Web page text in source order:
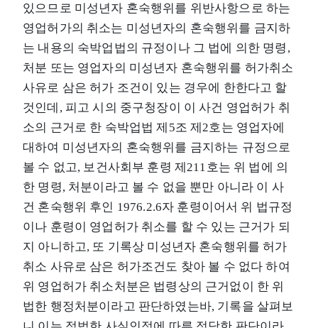
있으므로 미성년자 혼숙행위를 위반사항으로 하는
영업허가의 취소는 미성년자의 혼숙행위를 금지하
는 내용의 숙박업법의 규정이나 그 법에 의한 명령,
처분 또는 영업자의 미성년자 혼숙행위를 허가취소
사유로 삼은 허가 조건이 있는 경우에 한한다고 할
것인데, 피고 시의 중구청장이 이 사건 영업허가 취
소의 근거로 한 숙박업법 제5조 제2호는 영업자에
대하여 미성년자의 혼숙행위를 금지하는 규정으로
볼 수 없고, 보건사회부 훈령 제211호는 위 법에 의
한 명령, 처분이라고 볼 수 없을 뿐만 아니라 이 사
건 혼숙행위 후인 1976.2.6자 훈령이어서 위 법규정
이나 훈령이 영업허가 취소를 할 수 있는 근거가 되
지 아니하고, 또 기록상 미성년자 혼숙행위를 허가
취소 사유로 삼은 허가조건도 찾아 볼 수 없다 하여
위 영업허가 취소처분은 법령상의 근거없이 한 위
법한 행정처분이라고 판단하였는바, 기록을 살펴보